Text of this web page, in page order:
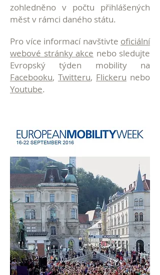
zohledněno v počtu přihlášených
měst v rámci daného státu.
Pro více informací navštivte oficiální
webové stránky akce nebo sledujte
Evropský týden mobility na
Facebooku, Twitteru, Flickeru nebo
Youtube.